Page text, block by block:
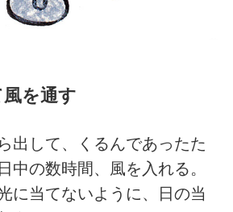
を通す
出して、くるんであったた
中の数時間、風を入れる。
に当てないように、日の当